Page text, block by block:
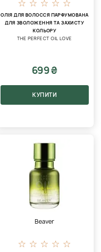
ОЛІЯ ДЛЯ ВОЛОССЯ ПАРФУМОВАНА
ДЛЯ ЗВОЛОЖЕННЯ ТА ЗАХИСТУ
КОЛЬОРУ
THE PERFECT OIL LOVE
699 ₴
КУПИТИ
Beaver